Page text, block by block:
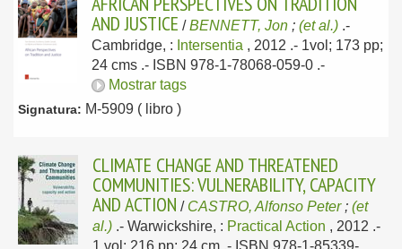
AND JUSTICE /BENNETT, Jon ; (et al.) .-
Cambridge, : Intersentia , 2012 .- 1vol; 173 pp;
24 cms .- ISBN 978-1-78068-059-0 .-
Mostrar tags
Signatura: M-5909 ( libro )
CLIMATE CHANGE AND THREATENED
COMMUNITIES: VULNERABILITY, CAPACITY
AND ACTION / CASTRO, Alfonso Peter; (et
al.) .- Warwickshire, : Practical Action , 2012 .-
1 vol; 216 pp; 24 cm .- ISBN 978-1-85339-